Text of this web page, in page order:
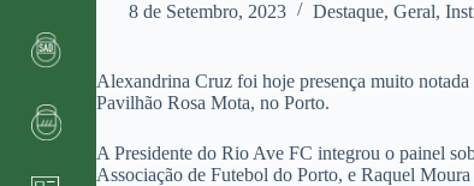
8 de Setembro, 2023 Destaque,Geral,
Alexandrina Cruz foi hoje presença muito
Pavilhão Rosa Mota, no Porto.
A Presidente do Rio Ave FC integrou o painel
Associação de Futebol do Porto, e Raquel